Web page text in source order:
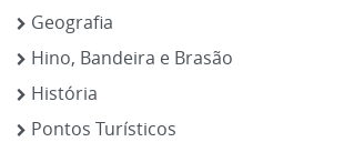
Geografia
Hino, Bandeira e Brasão
História
Pontos Turísticos